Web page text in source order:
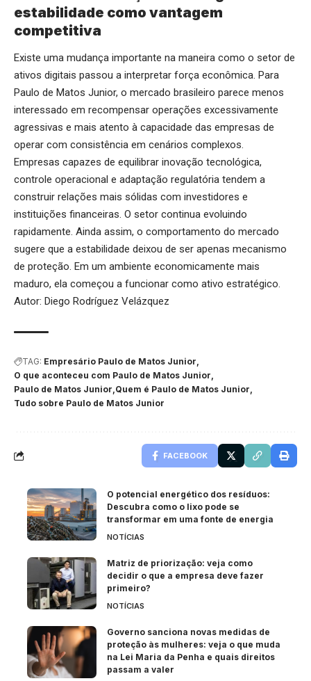
estabilidade como vantagem
competitiva
Existe uma mudança importante na maneira como o setor de
ativos digitais passou a interpretar força econômica. Para
Paulo de Matos Junior, o mercado brasileiro parece menos
interessado em recompensar operações excessivamente
agressivas e mais atento à capacidade das empresas de
operar com consistência em cenários complexos.
Empresas capazes de equilibrar inovação tecnológica,
controle operacional e adaptação regulatória tendem a
construir relações mais sólidas com investidores e
instituições financeiras. O setor continua evoluindo
rapidamente. Ainda assim, o comportamento do mercado
sugere que a estabilidade deixou de ser apenas mecanismo
de proteção. Em um ambiente economicamente mais
maduro, ela começou a funcionar como ativo estratégico.
Autor: Diego Rodríguez Velázquez
TAG: Empresário Paulo de Matos Junior
O que aconteceu com Paulo de Matos Junior
Paulo de Matos Junior Quem é Paulo de Matos Junior
Tudo sobre Paulo de Matos Junior
FACEBOOK
O potencial energético dos resíduos:
Descubra como o lixo pode se
transformar em uma fonte de energia
NOTÍCIAS
Matriz de priorização: veja como
decidir o que a empresa deve fazer
primeiro?
NOTÍCIAS
Governo sanciona novas medidas de
proteção às mulheres: veja o que muda
na Lei Maria da Penha e quais direitos
passam a valer